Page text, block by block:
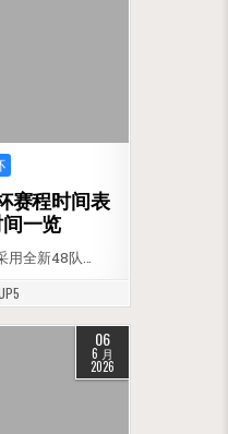
赛程时间表
一览
全新48队…
06
6 月
2026